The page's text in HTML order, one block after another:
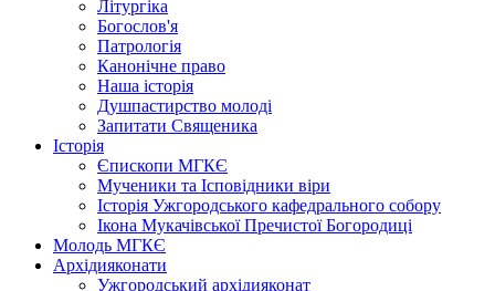
Літургіка
Богослов'я
Патрологія
Канонічне право
Наша історія
Душпастирство молоді
Запитати Священика
Історія
Єпископи МГКЄ
Мученики та Ісповідники віри
Історія Ужгородського кафедрального собору
Ікона Мукачівської Пречистої Богородиці
Молодь МГКЄ
Архідияконати
Ужгородський архідияконат